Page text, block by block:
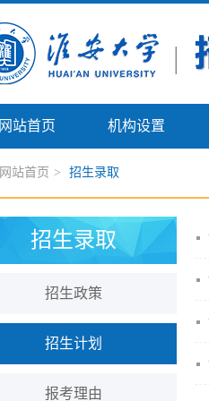
网站首页 机构设置
网站首页 > 招生录取
招生录取
招生政策
招生计划
报考理由